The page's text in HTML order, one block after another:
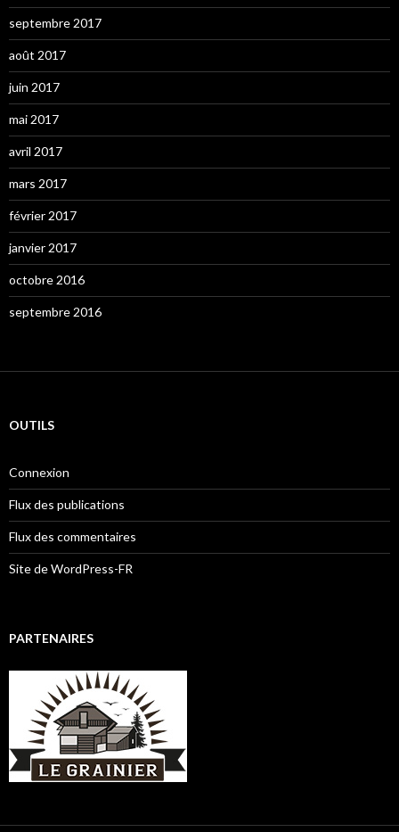
septembre 2017
août 2017
juin 2017
mai 2017
avril 2017
mars 2017
février 2017
janvier 2017
octobre 2016
septembre 2016
OUTILS
Connexion
Flux des publications
Flux des commentaires
Site de WordPress-FR
PARTENAIRES